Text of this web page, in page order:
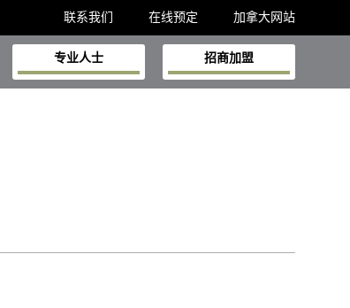
联系我们 在线预定 加拿大网站
专业人士 招商加盟